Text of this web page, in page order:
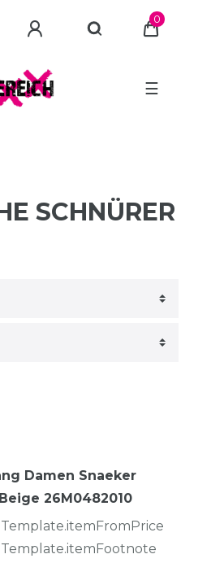
0
☰
SCHNÜRER
Damen Snaeker
26M0482010